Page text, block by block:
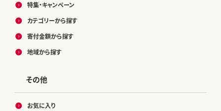
特集・キャンペーン
カテゴリーから探す
寄付金額から探す
地域から探す
その他
お気に入り